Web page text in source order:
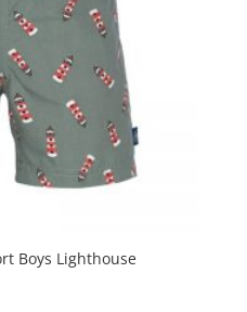
Boys Lighthouse